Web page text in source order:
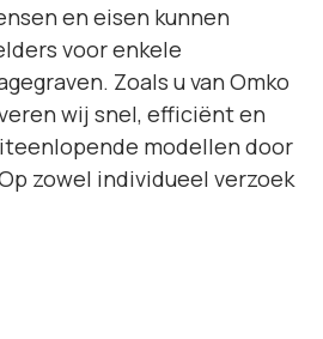
en eisen kunnen
voor enkele
Zoals u van Omko
wij snel, efficiënt en
modellen door
zowel individueel verzoek